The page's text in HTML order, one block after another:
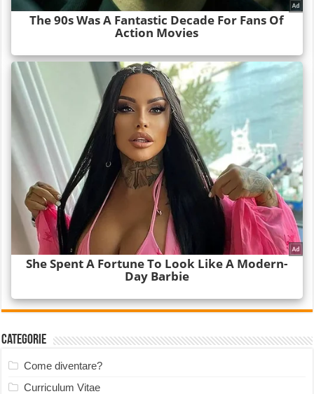
Categorie
Come diventare?
Curriculum Vitae